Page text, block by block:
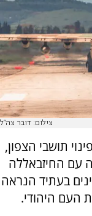
צילום: דובר צה"ל
תושבי הצפון,
עם החיזבאללה
בעתיד הנראה
העם היהודי.